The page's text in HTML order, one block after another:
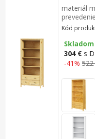
materiál
prevedení
zásuvky
Kód
Skladom
304 € s
-41%